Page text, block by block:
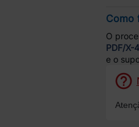
Como
O
PDF/X-4
e o